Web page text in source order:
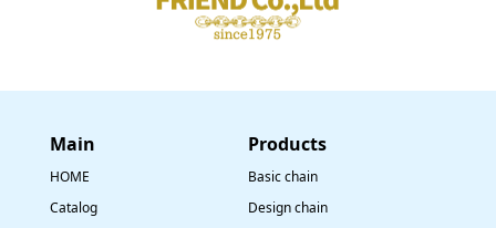
Main
HOME
Catalog
​Products
Basic chain
Design chain